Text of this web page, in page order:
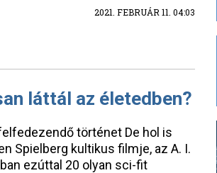
2021. FEBRUÁR 11. 04:03
láttál az életedben?
történet De hol is
Spielberg kultikus filmje, az A. I.
ezúttal 20 olyan sci-fit